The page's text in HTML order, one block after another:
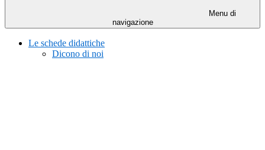
Menu di
navigazione
Le schede didattiche
Dicono di noi